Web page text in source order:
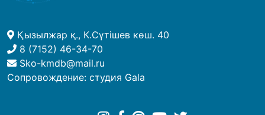
Қызылжар қ., К.Сүтішев көш. 40
8 (7152) 46-34-70
Sko-kmdb@mail.ru
Сопровождение: студия Gala